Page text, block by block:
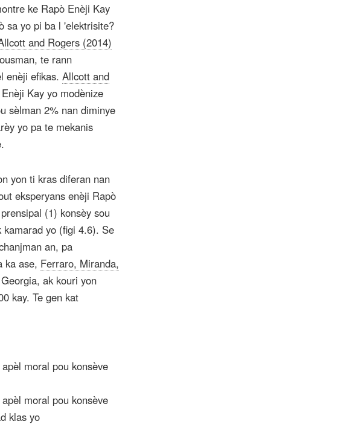
ke Rapò Enèji Kay
sa yo pi ba l 'elektrisite?
and Rogers (2014)
te rann
enèji efikas. Allcott and
Kay yo modènize
sèlman 2% nan diminye
yo pa te mekanis
yon ti kras diferan nan
eksperyans enèji Rapò
(1) konsèy sou
yo (figi 4.6). Se
an, pa
ka ase, Ferraro, Miranda,
ak kouri yon
kay. Te gen kat
moral pou konsève
moral pou konsève
klas yo